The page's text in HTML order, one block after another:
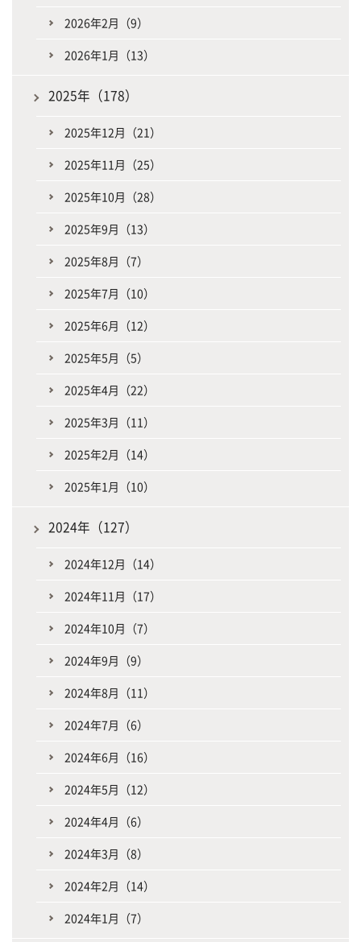
2026年2月（9）
2026年1月（13）
2025年（178）
2025年12月（21）
2025年11月（25）
2025年10月（28）
2025年9月（13）
2025年8月（7）
2025年7月（10）
2025年6月（12）
2025年5月（5）
2025年4月（22）
2025年3月（11）
2025年2月（14）
2025年1月（10）
2024年（127）
2024年12月（14）
2024年11月（17）
2024年10月（7）
2024年9月（9）
2024年8月（11）
2024年7月（6）
2024年6月（16）
2024年5月（12）
2024年4月（6）
2024年3月（8）
2024年2月（14）
2024年1月（7）